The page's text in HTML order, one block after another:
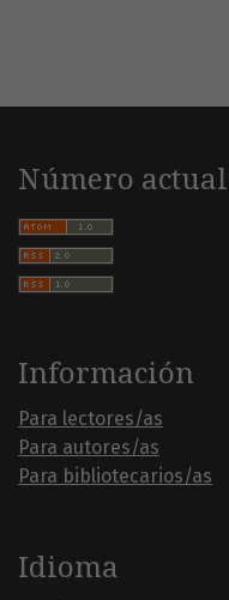
Número actual
Información
Para lectores/as
Para autores/as
Para bibliotecarios/as
Idioma